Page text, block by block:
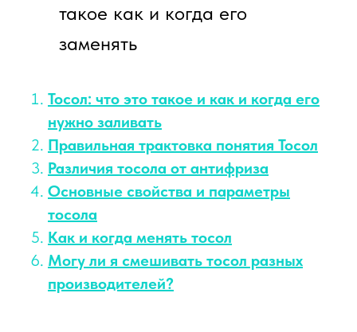
такое как и когда его
заменять
Тосол: что это такое и как и когда его
нужно заливать
Правильная трактовка понятия Тосол
Различия тосола от антифриза
Основные свойства и параметры
тосола
Как и когда менять тосол
Могу ли я смешивать тосол разных
производителей?